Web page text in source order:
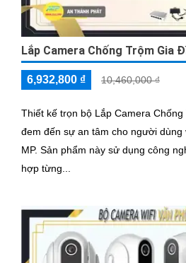
Lắp Camera Chống Trộm Gia
6,932,800 ₫ 10,460,000 ₫
Thiết kế trọn bộ Lắp Camera
đem đến sự an tâm cho người
MP. Sản phẩm này sử dụng công nghệ mới nhất được tích
hợp từng...